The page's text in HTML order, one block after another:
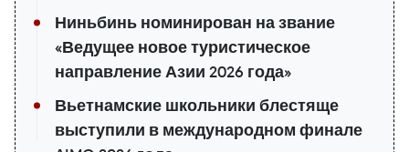
Ниньбинь номинирован на звание
«Ведущее новое туристическое
направление Азии 2026 года»
Вьетнамские школьники блестяще
выступили в международном финале